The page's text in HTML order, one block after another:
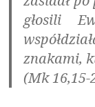
głosili
znakami,
(Mk 16,15-